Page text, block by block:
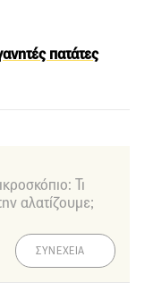
πατάτες
Τι
αλατίζουμε;
ΣΥΝΕΧΕΙΑ